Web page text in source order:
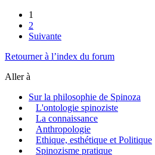
1
2
Suivante
Retourner à l’index du forum
Aller à
Sur la philosophie de Spinoza
L'ontologie spinoziste
La connaissance
Anthropologie
Ethique, esthétique et Politique
Spinozisme pratique